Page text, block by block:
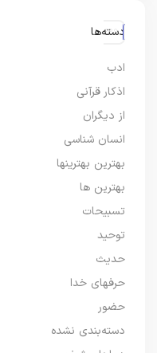
دسته‌ها
ادب
اذکار قرآنی
از دیگران
انسان شناسی
بهترین بهترینها
بهترین ها
تسبیحات
توحید
حدیث
حرفهای خدا
حضور
دسته‌بندی نشده